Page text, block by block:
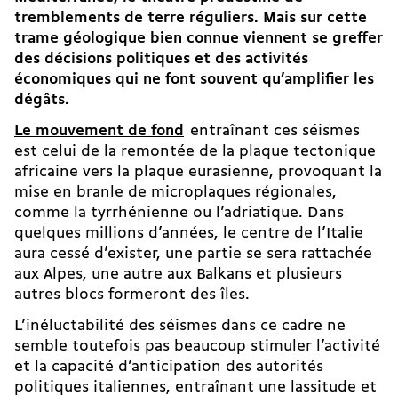
tremblements de terre réguliers. Mais sur cette
trame géologique bien connue viennent se greffer
des décisions politiques et des activités
économiques qui ne font souvent qu’amplifier les
dégâts.
Le mouvement de fond
entraînant ces séismes
est celui de la remontée de la plaque tectonique
africaine vers la plaque eurasienne, provoquant la
mise en branle de microplaques régionales,
comme la tyrrhénienne ou l’adriatique. Dans
quelques millions d’années, le centre de l’Italie
aura cessé d’exister, une partie se sera rattachée
aux Alpes, une autre aux Balkans et plusieurs
autres blocs formeront des îles.
L’inéluctabilité des séismes dans ce cadre ne
semble toutefois pas beaucoup stimuler l’activité
et la capacité d’anticipation des autorités
politiques italiennes, entraînant une lassitude et